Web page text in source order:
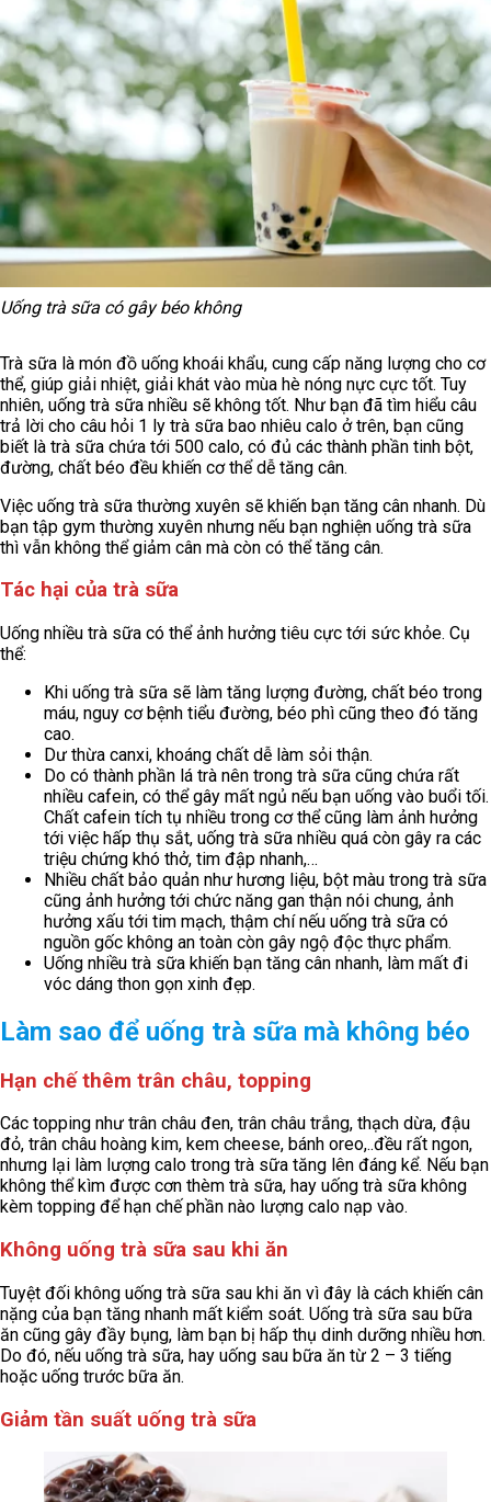
Uống trà sữa có gây béo không
Trà sữa là món đồ uống khoái khẩu, cung cấp năng lượng cho cơ
thể, giúp giải nhiệt, giải khát vào mùa hè nóng nực cực tốt. Tuy
nhiên, uống trà sữa nhiều sẽ không tốt. Như bạn đã tìm hiểu câu
trả lời cho câu hỏi 1 ly trà sữa bao nhiêu calo ở trên, bạn cũng
biết là trà sữa chứa tới 500 calo, có đủ các thành phần tinh bột,
đường, chất béo đều khiến cơ thể dễ tăng cân.
Việc uống trà sữa thường xuyên sẽ khiến bạn tăng cân nhanh. Dù
bạn tập gym thường xuyên nhưng nếu bạn nghiện uống trà sữa
thì vẫn không thể giảm cân mà còn có thể tăng cân.
Tác hại của trà sữa
Uống nhiều trà sữa có thể ảnh hưởng tiêu cực tới sức khỏe. Cụ
thể:
Khi uống trà sữa sẽ làm tăng lượng đường, chất béo trong
máu, nguy cơ bệnh tiểu đường, béo phì cũng theo đó tăng
cao.
Dư thừa canxi, khoáng chất dễ làm sỏi thận.
Do có thành phần lá trà nên trong trà sữa cũng chứa rất
nhiều cafein, có thể gây mất ngủ nếu bạn uống vào buổi tối.
Chất cafein tích tụ nhiều trong cơ thể cũng làm ảnh hưởng
tới việc hấp thụ sắt, uống trà sữa nhiều quá còn gây ra các
triệu chứng khó thở, tim đập nhanh,…
Nhiều chất bảo quản như hương liệu, bột màu trong trà sữa
cũng ảnh hưởng tới chức năng gan thận nói chung, ảnh
hưởng xấu tới tim mạch, thậm chí nếu uống trà sữa có
nguồn gốc không an toàn còn gây ngộ độc thực phẩm.
Uống nhiều trà sữa khiến bạn tăng cân nhanh, làm mất đi
vóc dáng thon gọn xinh đẹp.
Làm sao để uống trà sữa mà không béo
Hạn chế thêm trân châu, topping
Các topping như trân châu đen, trân châu trắng, thạch dừa, đậu
đỏ, trân châu hoàng kim, kem cheese, bánh oreo,..đều rất ngon,
nhưng lại làm lượng calo trong trà sữa tăng lên đáng kể. Nếu bạn
không thể kìm được cơn thèm trà sữa, hay uống trà sữa không
kèm topping để hạn chế phần nào lượng calo nạp vào.
Không uống trà sữa sau khi ăn
Tuyệt đối không uống trà sữa sau khi ăn vì đây là cách khiến cân
nặng của bạn tăng nhanh mất kiểm soát. Uống trà sữa sau bữa
ăn cũng gây đầy bụng, làm bạn bị hấp thụ dinh dưỡng nhiều hơn.
Do đó, nếu uống trà sữa, hay uống sau bữa ăn từ 2 – 3 tiếng
hoặc uống trước bữa ăn.
Giảm tần suất uống trà sữa